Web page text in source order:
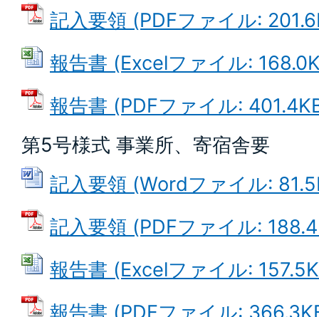
記入要領 (PDFファイル:
報告書 (Excelファイル:
報告書 (PDFファイル:
第5号様式 事業所、寄宿舎要
記入要領 (Wordファイル:
記入要領 (PDFファイル:
報告書 (Excelファイル: